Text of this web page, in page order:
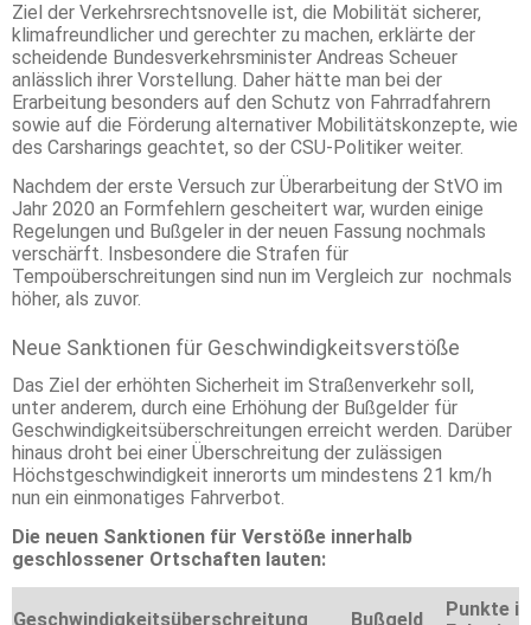
Ziel der Verkehrsrechtsnovelle ist, die Mobilität sicherer,
klimafreundlicher und gerechter zu machen, erklärte der
scheidende Bundesverkehrsminister Andreas Scheuer
anlässlich ihrer Vorstellung. Daher hätte man bei der
Erarbeitung besonders auf den Schutz von Fahrradfahrern
sowie auf die Förderung alternativer Mobilitätskonzepte, wie
des Carsharings geachtet, so der CSU-Politiker weiter.
Nachdem der erste Versuch zur Überarbeitung der StVO im
Jahr 2020 an Formfehlern gescheitert war, wurden einige
Regelungen und Bußgeler in der neuen Fassung nochmals
verschärft. Insbesondere die Strafen für
Tempoüberschreitungen sind nun im Vergleich zur nochmals
höher, als zuvor.
Neue Sanktionen für Geschwindigkeitsverstöße
Das Ziel der erhöhten Sicherheit im Straßenverkehr soll,
unter anderem, durch eine Erhöhung der Bußgelder für
Geschwindigkeitsüberschreitungen erreicht werden. Darüber
hinaus droht bei einer Überschreitung der zulässigen
Höchstgeschwindigkeit innerorts um mindestens 21 km/h
nun ein einmonatiges Fahrverbot.
Die neuen Sanktionen für Verstöße innerhalb
geschlossener Ortschaften lauten:
Geschwindigkeitsüberschreitung Bußgeld
Punkte